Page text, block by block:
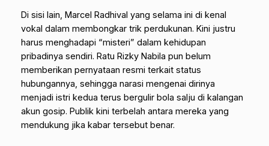
Di sisi lain, Marcel Radhival yang selama ini di kenal
vokal dalam membongkar trik perdukunan. Kini justru
harus menghadapi “misteri” dalam kehidupan
pribadinya sendiri. Ratu Rizky Nabila pun belum
memberikan pernyataan resmi terkait status
hubungannya, sehingga narasi mengenai dirinya
menjadi istri kedua terus bergulir bola salju di kalangan
akun gosip. Publik kini terbelah antara mereka yang
mendukung jika kabar tersebut benar.